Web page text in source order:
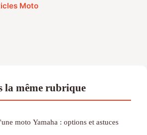
Moto
même rubrique
moto Yamaha : options et astuces